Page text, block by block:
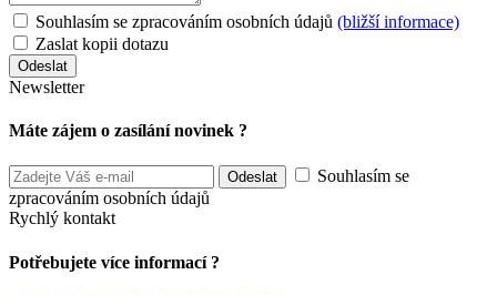
Souhlasím se zpracováním osobních údajů (bližší informace)
Zaslat kopii dotazu
Newsletter
Máte zájem o zasílání novinek ?
Souhlasím se
zpracováním osobních údajů
Rychlý kontakt
Potřebujete více informací ?